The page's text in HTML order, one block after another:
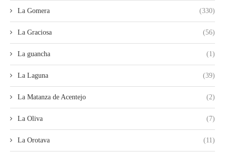
La Gomera (330)
La Graciosa (56)
La guancha (1)
La Laguna (39)
La Matanza de Acentejo (2)
La Oliva (7)
La Orotava (11)